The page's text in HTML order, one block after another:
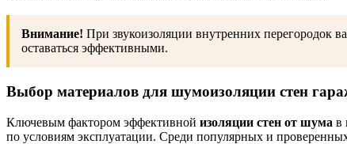
Внимание! При звукоизоляции внутренних перегородок
оставаться эффективными.
Выбор материалов для шумоизоляции стен
Ключевым фактором эффективной изоляции стен от шума в
по условиям эксплуатации. Среди популярных и